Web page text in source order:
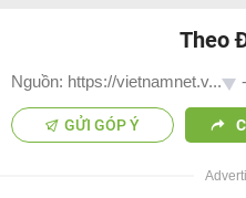
Theo
Nguồn: https://vietnamnet.v... -
GỬI GÓP Ý